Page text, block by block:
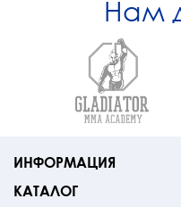
Нам
ИНФОРМАЦИЯ
КАТАЛОГ